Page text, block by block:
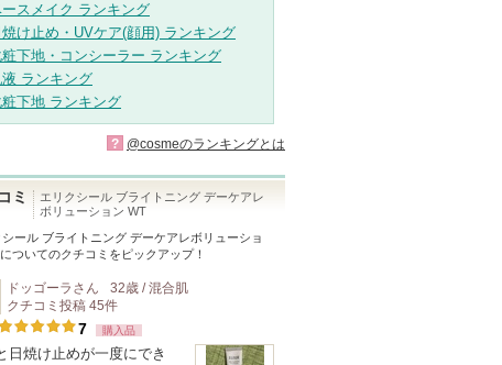
スメイク ランキング
焼け止め・UVケア(顔用) ランキング
下地・コンシーラー ランキング
ランキング
下地 ランキング
? @cosmeのランキングとは
ミ
エリクシール ブライトニング デーケアレ
ボリューション WT
シール ブライトニング デーケアレボリューショ
についてのクチコミをピックアップ！
ドッゴーラ さん
32歳 / 混合肌
クチコミ投稿 45件
7 購入品
日焼け止めが一度にでき